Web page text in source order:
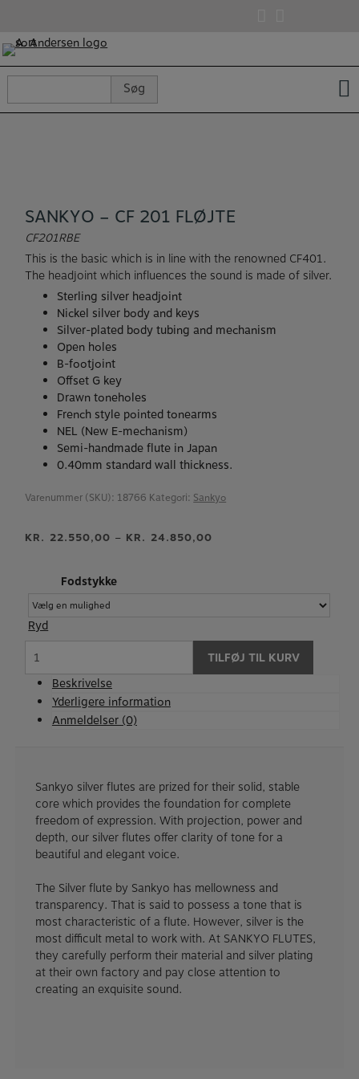
indholdet
efter:
Søg
SANKYO – CF 201 FLØJTE
CF201RBE
This is the basic which is in line with the renowned CF401.
The headjoint which influences the sound is made of silver.
Sterling silver headjoint
Nickel silver body and keys
Silver-plated body tubing and mechanism
Open holes
B-footjoint
Offset G key
Drawn toneholes
French style pointed tonearms
NEL (New E-mechanism)
Semi-handmade flute in Japan
0.40mm standard wall thickness.
Varenummer (SKU): 18766 Kategori: Sankyo
KR. 22.550,00 – KR. 24.850,00
Fodstykke
Ryd
201
fløjte
TILFØJ TIL KURV
Beskrivelse
Yderligere information
Anmeldelser (0)
Sankyo silver flutes are prized for their solid, stable
core which provides the foundation for complete
freedom of expression. With projection, power and
depth, our silver flutes offer clarity of tone for a
beautiful and elegant voice.
The Silver flute by Sankyo has mellowness and
transparency. That is said to possess a tone that is
most characteristic of a flute. However, silver is the
most difficult metal to work with. At SANKYO FLUTES,
they carefully perform their material and silver plating
at their own factory and pay close attention to
creating an exquisite sound.